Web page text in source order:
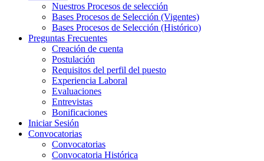
Nuestros Procesos de selección
Bases Procesos de Selección (Vigentes)
Bases Procesos de Selección (Histórico)
Preguntas Frecuentes
Creación de cuenta
Postulación
Requisitos del perfil del puesto
Experiencia Laboral
Evaluaciones
Entrevistas
Bonificaciones
Iniciar Sesión
Convocatorias
Convocatorias
Convocatoria Histórica